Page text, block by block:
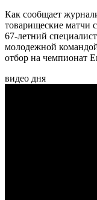
Как сообщает
товарищеские матчи
67-летний
молодежной
отбор на чемпионат
видео дня